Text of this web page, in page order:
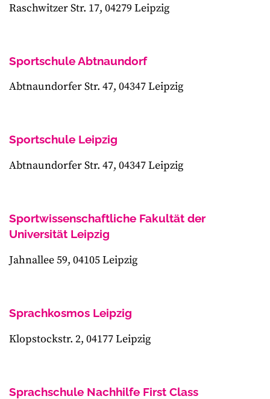
Raschwitzer Str. 17, 04279 Leipzig
Sportschule Abtnaundorf
Abtnaundorfer Str. 47, 04347 Leipzig
Sportschule Leipzig
Abtnaundorfer Str. 47, 04347 Leipzig
Sportwissenschaftliche Fakultät der
Universität Leipzig
Jahnallee 59, 04105 Leipzig
Sprachkosmos Leipzig
Klopstockstr. 2, 04177 Leipzig
Sprachschule Nachhilfe First Class